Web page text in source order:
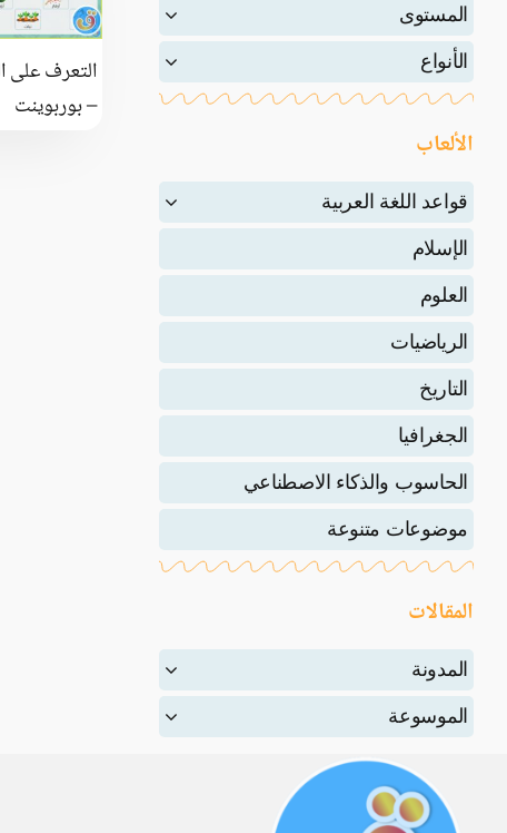
المستوى
الأنواع
الألعاب
قواعد اللغة العربية
الإسلام
العلوم
الرياضيات
التاريخ
الجغرافيا
الحاسوب والذكاء الاصطناعي
موضوعات متنوعة
المقالات
المدونة
الموسوعة
التعرف على
– بوربوينت